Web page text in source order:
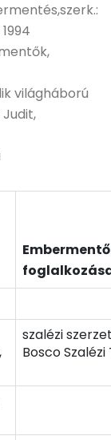
világháború
Embermentő
szalézi
Bosco